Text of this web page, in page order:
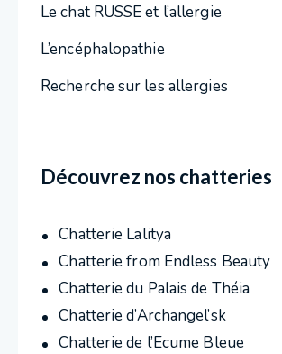
Le chat RUSSE et l’allergie
L’encéphalopathie
Recherche sur les allergies
Découvrez nos chatteries
Chatterie Lalitya
Chatterie from Endless Beauty
Chatterie du Palais de Théia
Chatterie d’Archangel’sk
Chatterie de l’Ecume Bleue